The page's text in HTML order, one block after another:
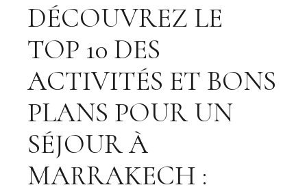
DÉCOUVREZ LE
TOP 10 DES
ACTIVITÉS ET BONS
PLANS POUR UN
SÉJOUR À
MARRAKECH :